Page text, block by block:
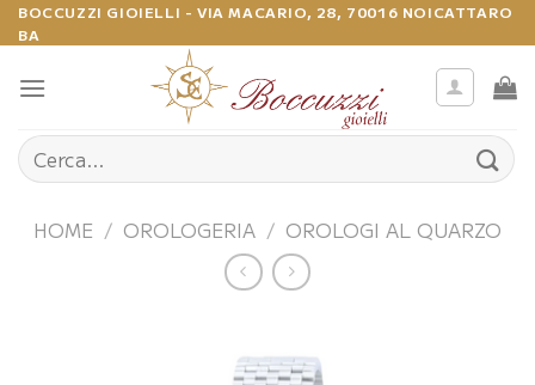
Salta
ai
contenuti
BOCCUZZI GIOIELLI - VIA MACARIO, 28, 70016 NOICATTARO
BA
Cerca:
HOME / OROLOGERIA / OROLOGI AL QUARZO